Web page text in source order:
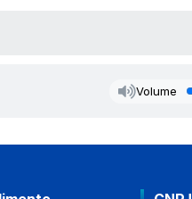
Volume